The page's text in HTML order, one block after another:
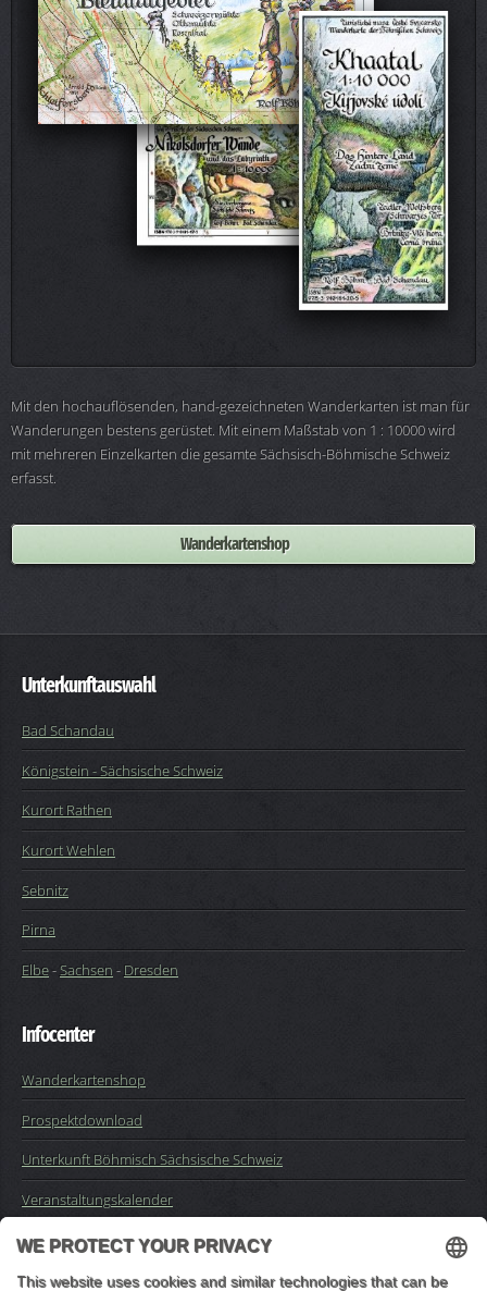
Mit den hochauflösenden, hand-gezeichneten Wanderkarten ist man für
Wanderungen bestens gerüstet. Mit einem Maßstab von 1 : 10000 wird
mit mehreren Einzelkarten die gesamte Sächsisch-Böhmische Schweiz
erfasst.
Wanderkartenshop
Unterkunftauswahl
Bad Schandau
Königstein - Sächsische Schweiz
Kurort Rathen
Kurort Wehlen
Sebnitz
Pirna
Elbe-Sachsen - Dresden
Infocenter
Wanderkartenshop
Prospektdownload
Unterkunft Böhmisch Sächsische Schweiz
Veranstaltungskalender